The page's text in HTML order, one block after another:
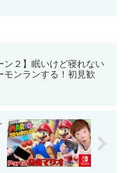
ン２】眠いけど寝れない
モンランする！初見歓